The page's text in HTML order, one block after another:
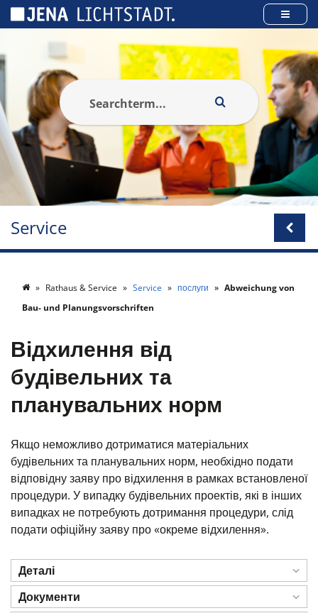
Service
Rathaus & Service Service послуги
Abweichung von
Bau- und Planungsvorschriften
Відхилення від
будівельних та
планувальних норм
Якщо неможливо дотриматися матеріальних
будівельних та планувальних норм, необхідно подати
відповідну заяву про відхилення в рамках встановленої
процедури. У випадку будівельних проектів, які в інших
випадках не потребують дотримання процедури, слід
подати офіційну заяву про «окреме відхилення».
Деталі
Документи
Панель керування кукі